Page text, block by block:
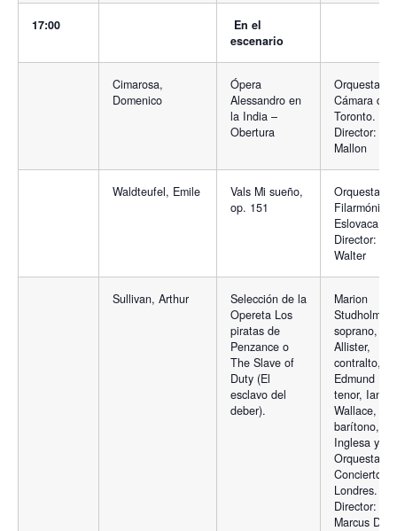
17:00
En el
escenario
Cimarosa,
Domenico
Ópera
Alessandro en
la India –
Obertura
Orquesta de
Cámara de
Toronto.
Director:
Mallon
Waldteufel, Emile
Vals Mi sueño,
op. 151
Orquesta
Filarmónica
Eslovaca.
Director:
Walter
Sullivan, Arthur
Selección de la
Opereta Los
piratas de
Penzance o
The Slave of
Duty (El
esclavo del
deber).
Marion
Studholme,
soprano,
Allister,
contralto,
Edmund
tenor, Ian
Wallace,
barítono,
Inglesa y
Orquesta de
Conciertos
Londres.
Director:
Marcus